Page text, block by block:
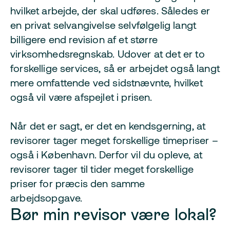
hvilket arbejde, der skal udføres. Således er
en privat selvangivelse selvfølgelig langt
billigere end revision af et større
virksomhedsregnskab. Udover at det er to
forskellige services, så er arbejdet også langt
mere omfattende ved sidstnævnte, hvilket
også vil være afspejlet i prisen.
Når det er sagt, er det en kendsgerning, at
revisorer tager meget forskellige timepriser –
også i København. Derfor vil du opleve, at
revisorer tager til tider meget forskellige
priser for præcis den samme
arbejdsopgave.
Bør min revisor være lokal?